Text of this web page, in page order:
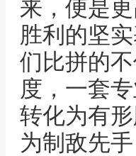
来，便是
胜利的坚
们比拼的
度，一套
转化为有
为制敌先